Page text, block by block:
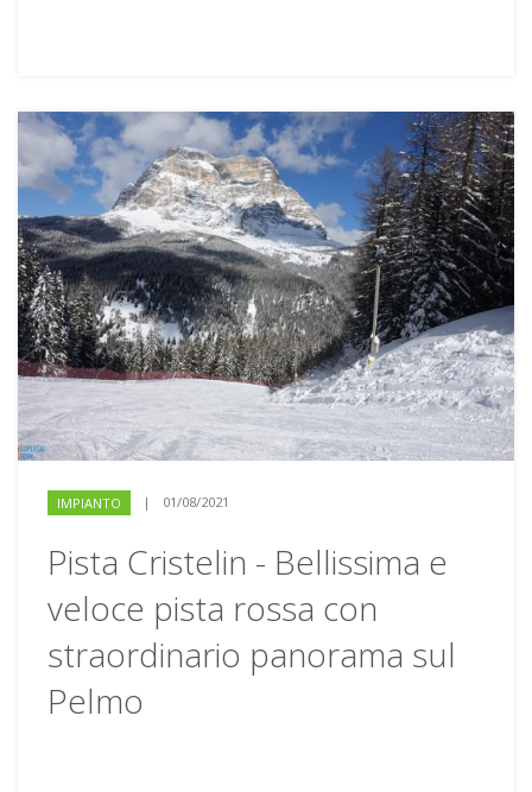
IMPIANTO | 01/08/2021
Pista Cristelin - Bellissima e
veloce pista rossa con
straordinario panorama sul
Pelmo